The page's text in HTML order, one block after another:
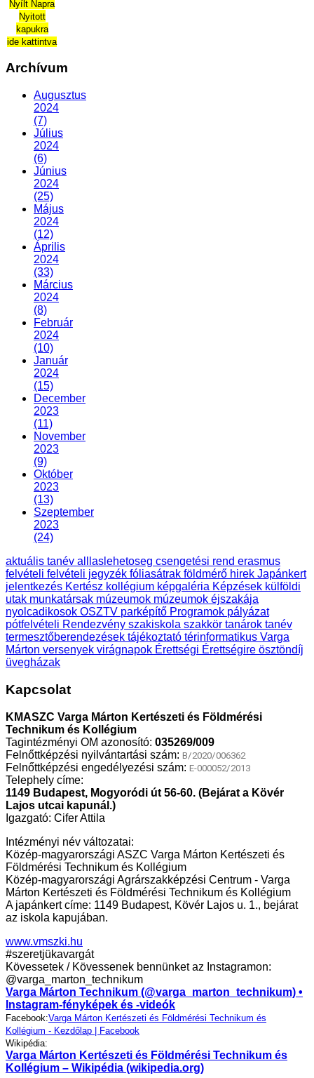
Nyílt Napra
Nyitott
kapukra
ide kattintva
Archívum
Augusztus
2024
(7)
Július
2024
(6)
Június
2024
(25)
Május
2024
(12)
Április
2024
(33)
Március
2024
(8)
Február
2024
(10)
Január
2024
(15)
December
2023
(11)
November
2023
(9)
Október
2023
(13)
Szeptember
2023
(24)
aktuális tanév alllaslehetoseg csengetési rend erasmus
felvételi felvételi jegyzék fóliasátrak földmérő hirek Japánkert
jelentkezés Kertész kollégium képgaléria Képzések külföldi
utak munkatársak múzeumok múzeumok éjszakája
nyolcadikosok OSZTV parképítő Programok pályázat
pótfelvételi Rendezvény szakiskola szakkör tanárok tanév
termesztőberendezések tájékoztató térinformatikus Varga
Márton versenyek virágnapok Érettségi Érettségire ösztöndíj
üvegházak
Kapcsolat
KMASZC Varga Márton Kertészeti és Földmérési
Technikum és Kollégium
Tagintézményi OM azonosító: 035269/009
Felnőttképzési nyilvántartási szám: B/2020/006362
Felnőttképzési engedélyezési szám: E-000052/2013
Telephely címe:
1149 Budapest, Mogyoródi út 56-60. (Bejárat a Kövér
Lajos utcai kapunál.)
Igazgató: Cifer Attila
Intézményi név változatai:
Közép-magyarországi ASZC Varga Márton Kertészeti és
Földmérési Technikum és Kollégium
Közép-magyarországi Agrárszakképzési Centrum - Varga
Márton Kertészeti és Földmérési Technikum és Kollégium
A japánkert címe: 1149 Budapest, Kövér Lajos u. 1., bejárat
az iskola kapujában.
www.vmszki.hu
#szeretjükavargát
Kövessetek / Kövessenek bennünket az Instagramon:
@varga_marton_technikum
Varga Márton Technikum (@varga_marton_technikum) •
Instagram-fényképek és -videók
Facebook:Varga Márton Kertészeti és Földmérési Technikum és
Kollégium - Kezdőlap | Facebook
Wikipédia:
Varga Márton Kertészeti és Földmérési Technikum és
Kollégium – Wikipédia (wikipedia.org)